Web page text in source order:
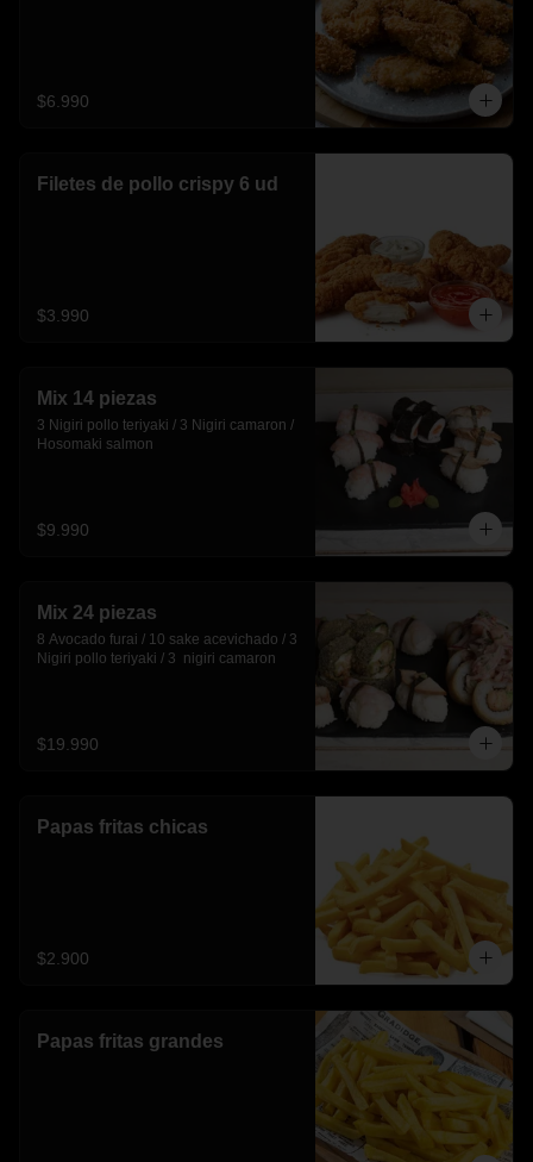
$6.990
Filetes de pollo crispy 6 ud
$3.990
Mix 14 piezas
3 Nigiri pollo teriyaki / 3 Nigiri camaron /
Hosomaki salmon
$9.990
Mix 24 piezas
8 Avocado furai / 10 sake acevichado / 3
Nigiri pollo teriyaki / 3  nigiri camaron
$19.990
Papas fritas chicas
$2.900
Papas fritas grandes